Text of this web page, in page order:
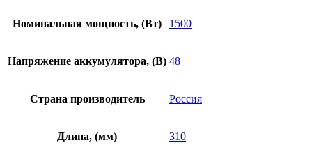
Номинальная мощность, (Вт) 1500
Напряжение аккумулятора, (В) 48
Страна производитель Россия
Длина, (мм) 310